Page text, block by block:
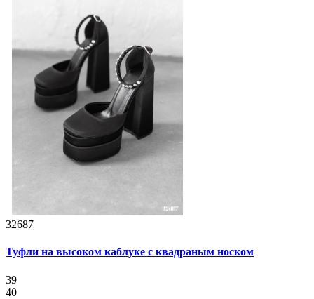
32687
Туфли на высоком каблуке с квадраным носком
39
40